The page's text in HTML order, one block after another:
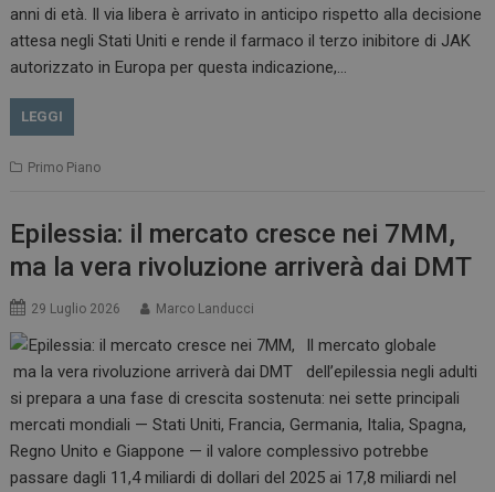
anni di età. Il via libera è arrivato in anticipo rispetto alla decisione
attesa negli Stati Uniti e rende il farmaco il terzo inibitore di JAK
autorizzato in Europa per questa indicazione,…
LEGGI
Primo Piano
Epilessia: il mercato cresce nei 7MM,
ma la vera rivoluzione arriverà dai DMT
29 Luglio 2026 Marco Landucci
Il mercato globale
dell’epilessia negli adulti
si prepara a una fase di crescita sostenuta: nei sette principali
mercati mondiali — Stati Uniti, Francia, Germania, Italia, Spagna,
Regno Unito e Giappone — il valore complessivo potrebbe
passare dagli 11,4 miliardi di dollari del 2025 ai 17,8 miliardi nel